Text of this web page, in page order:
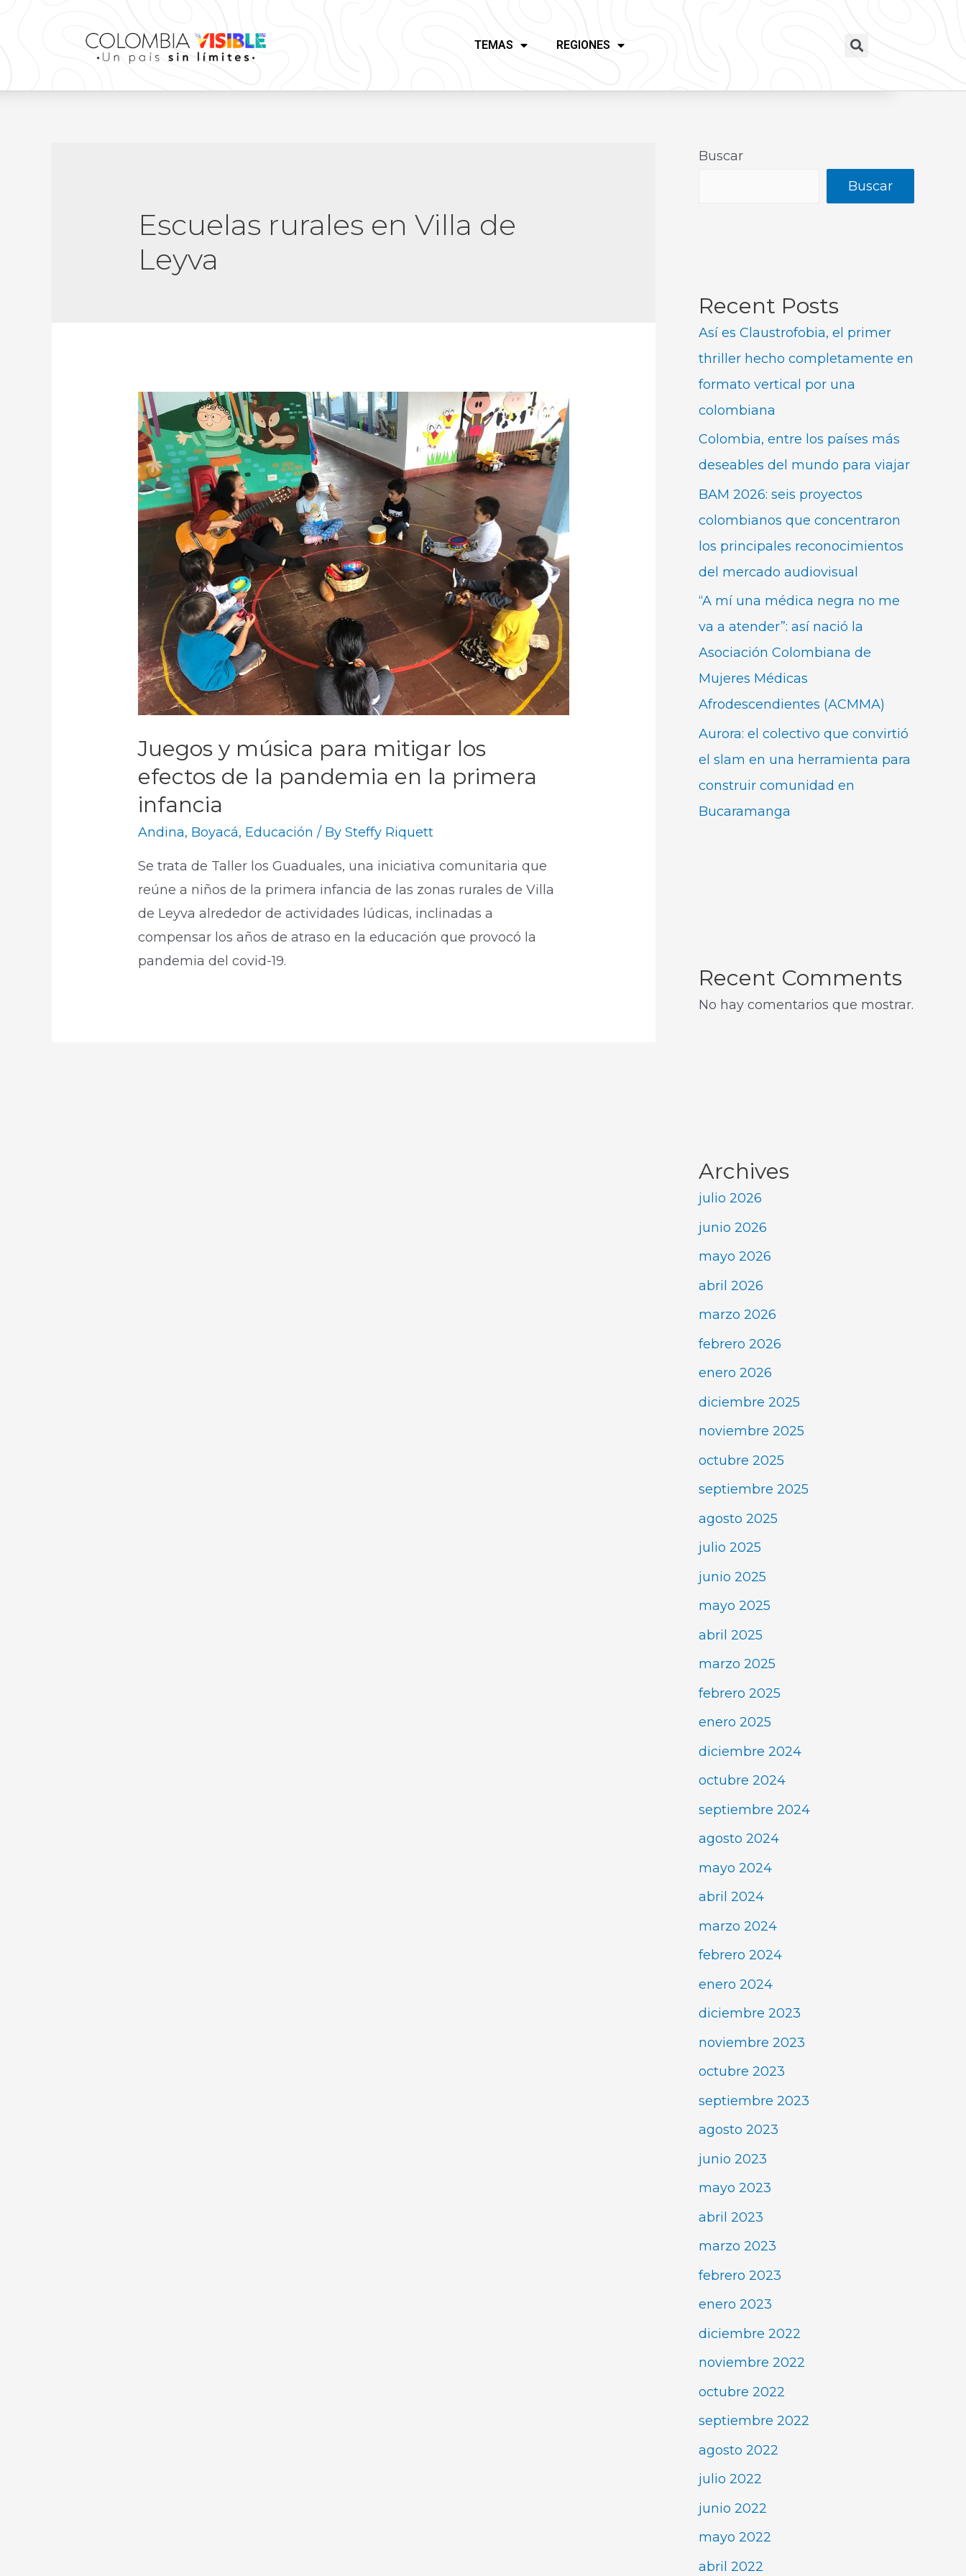
TEMAS REGIONES
Escuelas rurales en Villa de
Leyva
Juegos y música para mitigar los
efectos de la pandemia en la primera
infancia
Andina, Boyacá, Educación / BySteffy Riquett
Se trata de Taller los Guaduales, una iniciativa comunitaria que
reúne a niños de la primera infancia de las zonas rurales de Villa
de Leyva alrededor de actividades lúdicas, inclinadas a
compensar los años de atraso en la educación que provocó la
pandemia del covid-19.
Buscar
Buscar
Recent Posts
Así es Claustrofobia, el primer
thriller hecho completamente en
formato vertical por una
colombiana
Colombia, entre los países más
deseables del mundo para viajar
BAM 2026: seis proyectos
colombianos que concentraron
los principales reconocimientos
del mercado audiovisual
“A mí una médica negra no me
va a atender”: así nació la
Asociación Colombiana de
Mujeres Médicas
Afrodescendientes (ACMMA)
Aurora: el colectivo que convirtió
el slam en una herramienta para
construir comunidad en
Bucaramanga
Recent Comments
No hay comentarios que mostrar.
Archives
julio 2026
junio 2026
mayo 2026
abril 2026
marzo 2026
febrero 2026
enero 2026
diciembre 2025
noviembre 2025
octubre 2025
septiembre 2025
agosto 2025
julio 2025
junio 2025
mayo 2025
abril 2025
marzo 2025
febrero 2025
enero 2025
diciembre 2024
octubre 2024
septiembre 2024
agosto 2024
mayo 2024
abril 2024
marzo 2024
febrero 2024
enero 2024
diciembre 2023
noviembre 2023
octubre 2023
septiembre 2023
agosto 2023
junio 2023
mayo 2023
abril 2023
marzo 2023
febrero 2023
enero 2023
diciembre 2022
noviembre 2022
octubre 2022
septiembre 2022
agosto 2022
julio 2022
junio 2022
mayo 2022
abril 2022